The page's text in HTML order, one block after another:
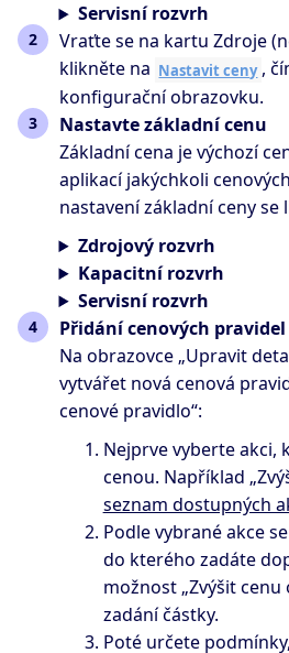
Servisní rozvrh
Vraťte se na kartu Zdroje
klikněte na Nastavit ceny ,
konfigurační obrazovku.
Nastavte základní cenu
Základní cena je výchozí
aplikací jakýchkoli
nastavení základní ceny
Zdrojový rozvrh
Kapacitní rozvrh
Servisní rozvrh
Přidání cenových pravidel
Na obrazovce „Upravit
vytvářet nová cenová
cenové pravidlo“:
Nejprve vyberte akci,
cenou. Například
seznam dostupných
Podle vybrané akce
do kterého zadáte
možnost „Zvýšit
zadání částky.
Poté určete